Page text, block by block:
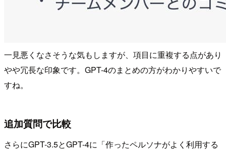
一見悪くなさそうな気もしますが、項目に重複する点があり
やや冗長な印象です。GPT-4のまとめの方がわかりやすいで
すね。
追加質問で比較
さらにGPT-3.5とGPT-4に「作ったペルソナがよく利用する